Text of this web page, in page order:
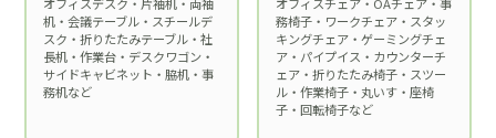
机・会議テーブル・スチールデ
スク・折りたたみテーブル・社
長机・作業台・デスクワゴン・
サイドキャビネット・脇机・事
務机など
務椅子・ ワークチェア・ スタッ
キングチェア・ゲーミングチェ
ア・パイプイス・カウンターチ
ェア・折りたたみ椅子・スツー
ル・作業椅子・丸いす・座椅
子・回転椅子など